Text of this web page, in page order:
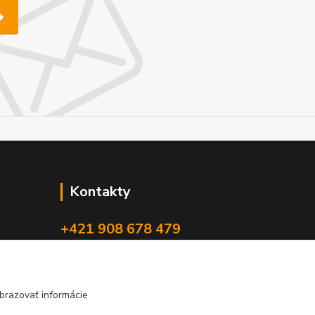
Kontakty
+421 908 678 479
informácie